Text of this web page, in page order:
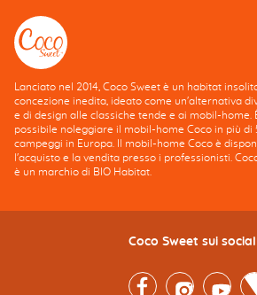
Lanciato nel 2014, Coco Sweet è un habitat
concezione inedita, ideato come un'alternativa
e di design alle classiche tende e ai mobil-home.
possibile noleggiare il mobil-home Coco in più di
campeggi in Europa. Il mobil-home Coco è
l'acquisto e la vendita presso i professionisti.
è un marchio di BIO Habitat.
Coco Sweet sui social
FacebookInstagramYoutube